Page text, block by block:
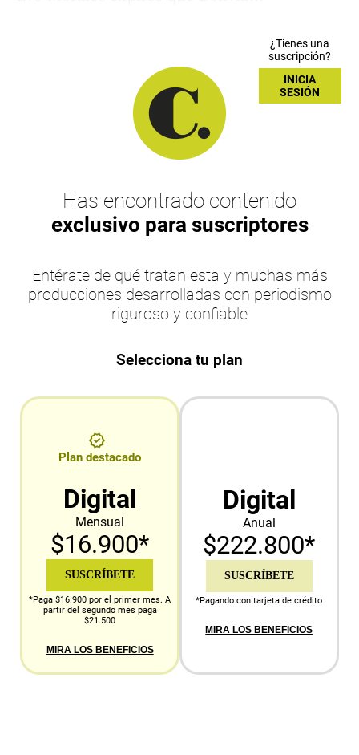
¿Tienes una
suscripción?
INICIA
SESIÓN
Has encontrado contenido
exclusivo para suscriptores
Entérate de qué tratan esta y muchas más
producciones desarrolladas con periodismo
riguroso y confiable
Selecciona tu plan
Plan destacado
Digital
Mensual
$16.900*
SUSCRÍBETE
*Paga $16.900 por el primer mes. A
partir del segundo mes paga
$21.500
MIRA LOS BENEFICIOS
Digital
Anual
$222.800*
SUSCRÍBETE
*Pagando con tarjeta de crédito
MIRA LOS BENEFICIOS